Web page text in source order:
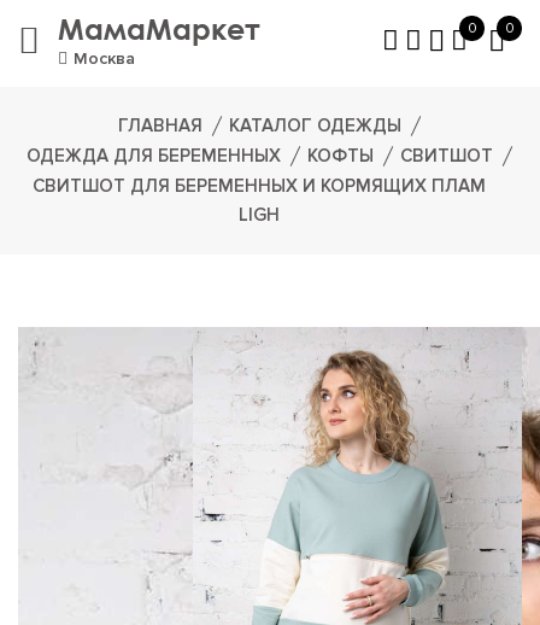
МамаМаркет
Москва
0 0
ГЛАВНАЯ
КАТАЛОГ ОДЕЖДЫ
ОДЕЖДА ДЛЯ БЕРЕМЕННЫХ
КОФТЫ
СВИТШОТ
СВИТШОТ ДЛЯ БЕРЕМЕННЫХ И КОРМЯЩИХ ПЛАМ
LIGH